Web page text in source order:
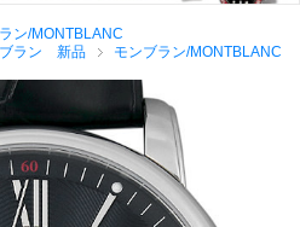
ドから探す
ン/MONTBLANC
ラン 新品
モンブラン/MONTBLANC